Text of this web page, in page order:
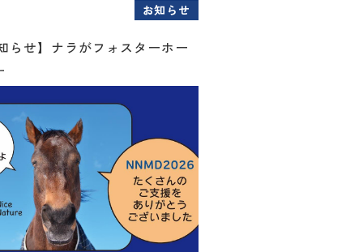
お知らせ
らせ】ナラがフォスターホー